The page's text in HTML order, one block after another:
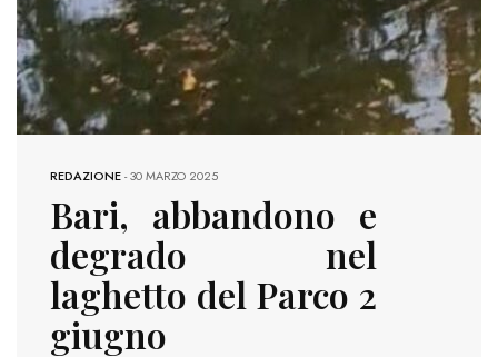
REDAZIONE-30 MARZO 2025
Bari, abbandono e
degrado nel
laghetto del Parco 2
giugno